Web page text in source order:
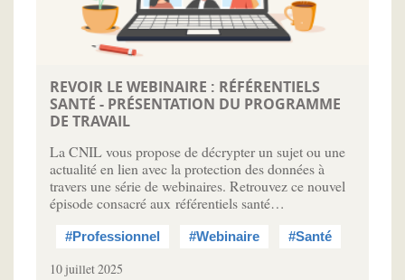
REVOIR LE WEBINAIRE : RÉFÉRENTIELS
SANTÉ - PRÉSENTATION DU PROGRAMME
DE TRAVAIL
La CNIL vous propose de décrypter un sujet ou une
actualité en lien avec la protection des données à
travers une série de webinaires. Retrouvez ce nouvel
épisode consacré aux référentiels santé…
#Professionnel #Webinaire #Santé
10 juillet 2025